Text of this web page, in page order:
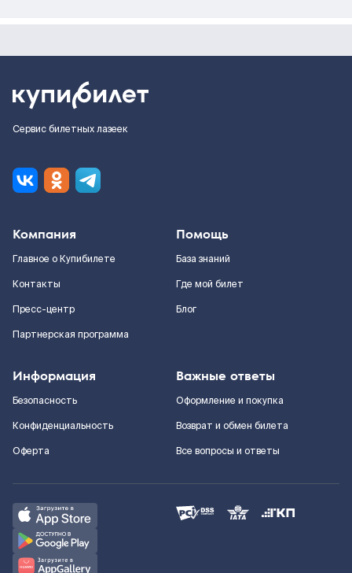
Сервис билетных лазеек
Компания
Главное о Купибилете
Контакты
Пресс-центр
Партнерская программа
Помощь
База знаний
Где мой билет
Блог
Информация
Безопасность
Конфиденциальность
Оферта
Важные ответы
Оформление и покупка
Возврат и обмен билета
Все вопросы и ответы